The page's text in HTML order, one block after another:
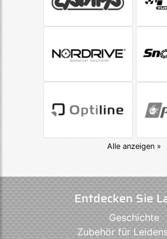
Alle anzeigen »
Entdecken Sie
Geschichte
Zubehör für